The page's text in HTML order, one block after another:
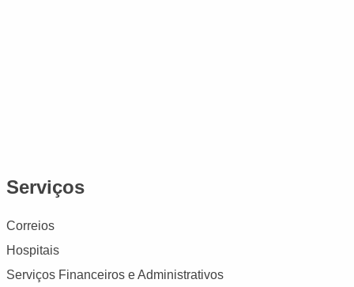
Serviços
Correios
Hospitais
Serviços Financeiros e Administrativos